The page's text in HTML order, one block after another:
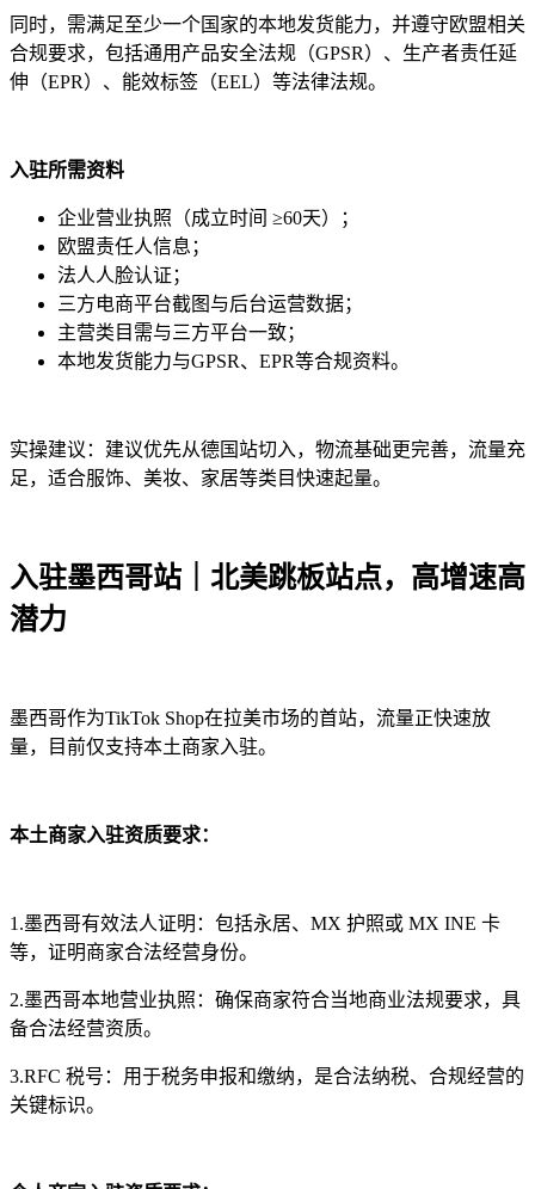
同时，需满足至少一个国家的本地发货能力，并遵守欧盟相关
合规要求，包括通用产品安全法规（GPSR）、生产者责任延
伸（EPR）、能效标签（EEL）等法律法规。
入驻所需资料
企业营业执照（成立时间 ≥60天）；
欧盟责任人信息；
法人人脸认证；
三方电商平台截图与后台运营数据；
主营类目需与三方平台一致；
本地发货能力与GPSR、EPR等合规资料。
实操建议：建议优先从德国站切入，物流基础更完善，流量充
足，适合服饰、美妆、家居等类目快速起量。
入驻墨西哥站｜北美跳板站点，高增速高
潜力
墨西哥作为TikTok Shop在拉美市场的首站，流量正快速放
量，目前仅支持本土商家入驻。
本土商家入驻资质要求：
1.墨西哥有效法人证明：包括永居、MX 护照或 MX INE 卡
等，证明商家合法经营身份。
2.墨西哥本地营业执照：确保商家符合当地商业法规要求，具
备合法经营资质。
3.RFC 税号：用于税务申报和缴纳，是合法纳税、合规经营的
关键标识。